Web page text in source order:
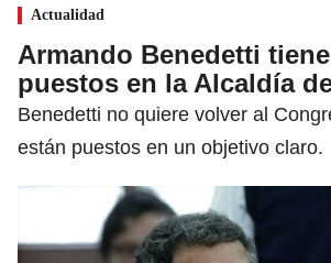
Actualidad
Armando Benedetti
puestos en la Alcaldía
Benedetti no quiere volver al
están puestos en un objetivo claro.